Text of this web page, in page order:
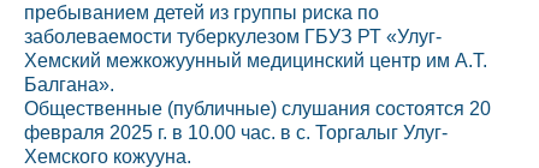
пребыванием детей из группы риска по
заболеваемости туберкулезом ГБУЗ РТ «Улуг-
Хемский межкожуунный медицинский центр им А.Т.
Балгана».
Общественные (публичные) слушания состоятся 20
февраля 2025 г. в 10.00 час. в с. Торгалыг Улуг-
Хемского кожууна.